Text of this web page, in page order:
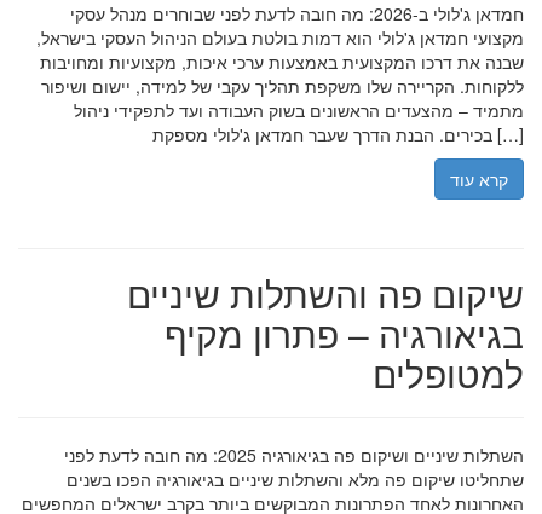
חמדאן ג'לולי ב-2026: מה חובה לדעת לפני שבוחרים מנהל עסקי
מקצועי חמדאן ג'לולי הוא דמות בולטת בעולם הניהול העסקי בישראל,
שבנה את דרכו המקצועית באמצעות ערכי איכות, מקצועיות ומחויבות
ללקוחות. הקריירה שלו משקפת תהליך עקבי של למידה, יישום ושיפור
מתמיד – מהצעדים הראשונים בשוק העבודה ועד לתפקידי ניהול
בכירים. הבנת הדרך שעבר חמדאן ג'לולי מספקת […]
קרא עוד
שיקום פה והשתלות שיניים
בגיאורגיה – פתרון מקיף
למטופלים
השתלות שיניים ושיקום פה בגיאורגיה 2025: מה חובה לדעת לפני
שתחליטו שיקום פה מלא והשתלות שיניים בגיאורגיה הפכו בשנים
האחרונות לאחד הפתרונות המבוקשים ביותר בקרב ישראלים המחפשים